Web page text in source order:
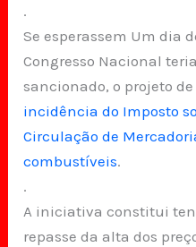
.
Se esperassem Um dia
Congresso Nacional
sancionado, o projeto
incidência do Imposto
Circulação de
combustíveis.
.
A iniciativa constitui
repasse da alta dos